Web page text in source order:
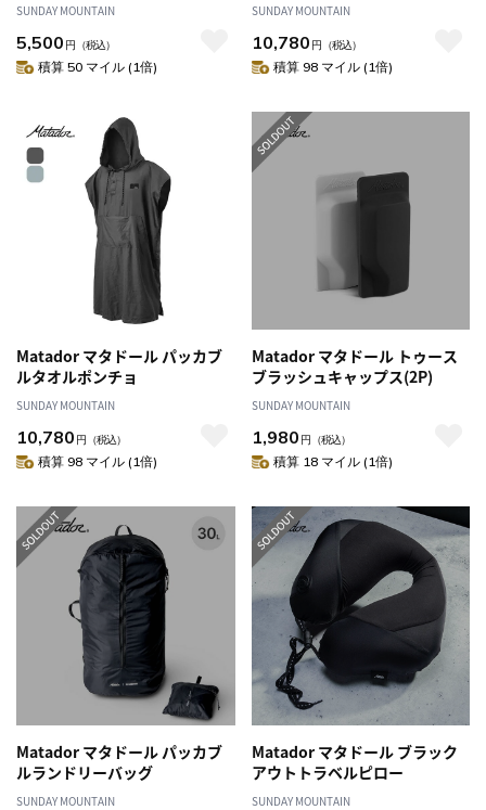
SUNDAY MOUNTAIN
5,500 円 （税込）
積算 50 マイル (1倍)
SUNDAY MOUNTAIN
10,780 円 （税込）
積算 98 マイル (1倍)
Matador マタドール パッカブ
ルタオルポンチョ
SUNDAY MOUNTAIN
10,780 円 （税込）
積算 98 マイル (1倍)
Matador マタドール トゥース
ブラッシュキャップス(2P)
SUNDAY MOUNTAIN
1,980 円 （税込）
積算 18 マイル (1倍)
Matador マタドール パッカブ
ルランドリーバッグ
SUNDAY MOUNTAIN
Matador マタドール ブラック
アウトトラベルピロー
SUNDAY MOUNTAIN